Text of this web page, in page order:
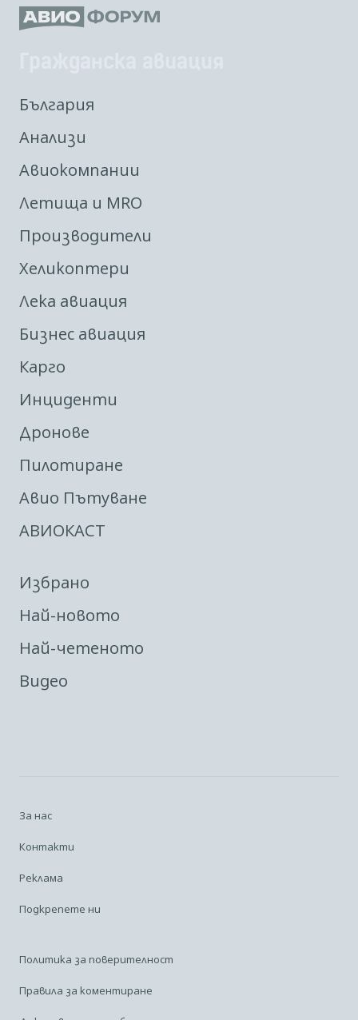
България
Анализи
Авиокомпании
Летища и MRO
Производители
Хеликоптери
Лека авиация
Бизнес авиация
Карго
Инциденти
Дронове
Пилотиране
Авио Пътуване
АВИОКАСТ
Избрано
Най-новото
Най-четеното
Видео
За нас
Контакти
Реклама
Подкрепете ни
Политика за поверителност
Правила за коментиране